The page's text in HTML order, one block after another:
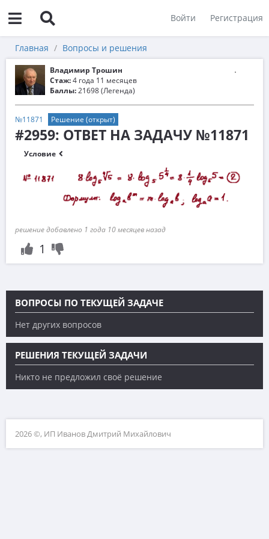
Войти Регистрация
Главная Вопросы и решения
Владимир Трошин
Стаж:4 года 11 месяцев
Баллы:21698 (Легенда)
№11871 Решение (открыт)
#2959: ОТВЕТ НА ЗАДАЧУ №11871
Условие
решение добавлено 1 года 10 месяцев назад
1
ВОПРОСЫ ПО ТЕКУЩЕЙ ЗАДАЧЕ
Нет других вопросов
РЕШЕНИЯ ТЕКУЩЕЙ ЗАДАЧИ
Никто не предложил своё решение
2026 ©, ИП Иванов Дмитрий Михайлович